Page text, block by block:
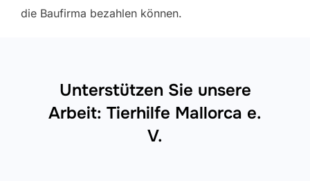
die Baufirma bezahlen können.
Unterstützen Sie unsere
Arbeit: Tierhilfe Mallorca e.
V.